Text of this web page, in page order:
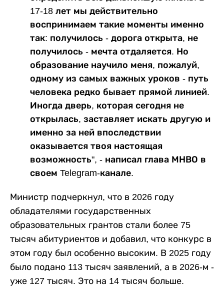
17-18 лет мы действительно
воспринимаем такие моменты именно
так: получилось - дорога открыта, не
получилось - мечта отдаляется. Но
образование научило меня, пожалуй,
одному из самых важных уроков - путь
человека редко бывает прямой линией.
Иногда дверь, которая сегодня не
открылась, заставляет искать другую и
именно за ней впоследствии
оказывается твоя настоящая
возможность", - написал глава МНВО в
своем Telegram-канале.
Министр подчеркнул, что в 2026 году
обладателями государственных
образовательных грантов стали более 75
тысяч абитуриентов и добавил, что конкурс в
этом году был особенно высоким. В 2025 году
было подано 113 тысяч заявлений, а в 2026-м -
уже 127 тысяч. Это на 14 тысяч больше.